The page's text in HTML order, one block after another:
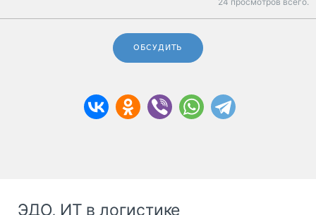
ОБСУДИТЬ
ЭДО, ИТ в логистике